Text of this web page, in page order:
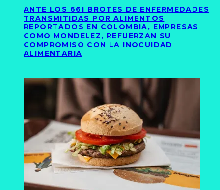
ANTE LOS 661 BROTES DE ENFERMEDADES
TRANSMITIDAS POR ALIMENTOS
REPORTADOS EN COLOMBIA, EMPRESAS
COMO MONDELEZ, REFUERZAN SU
COMPROMISO CON LA INOCUIDAD
ALIMENTARIA